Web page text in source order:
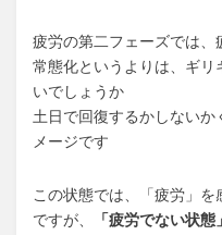
疲労の第二フェーズでは、
常態化というよりは、ギリ
いでしょうか
土日で回復するかしない
メージです
この状態では、「疲労」
ですが、
「疲労でない状